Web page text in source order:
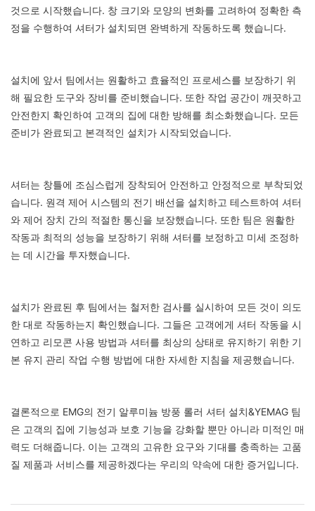
것으로 시작했습니다. 창 크기와 모양의 변화를 고려하여 정확한 측
정을 수행하여 셔터가 설치되면 완벽하게 작동하도록 했습니다.
설치에 앞서 팀에서는 원활하고 효율적인 프로세스를 보장하기 위
해 필요한 도구와 장비를 준비했습니다. 또한 작업 공간이 깨끗하고
안전한지 확인하여 고객의 집에 대한 방해를 최소화했습니다. 모든
준비가 완료되고 본격적인 설치가 시작되었습니다.
셔터는 창틀에 조심스럽게 장착되어 안전하고 안정적으로 부착되었
습니다. 원격 제어 시스템의 전기 배선을 설치하고 테스트하여 셔터
와 제어 장치 간의 적절한 통신을 보장했습니다. 또한 팀은 원활한
작동과 최적의 성능을 보장하기 위해 셔터를 보정하고 미세 조정하
는 데 시간을 투자했습니다.
설치가 완료된 후 팀에서는 철저한 검사를 실시하여 모든 것이 의도
한 대로 작동하는지 확인했습니다. 그들은 고객에게 셔터 작동을 시
연하고 리모콘 사용 방법과 셔터를 최상의 상태로 유지하기 위한 기
본 유지 관리 작업 수행 방법에 대한 자세한 지침을 제공했습니다.
결론적으로 EMG의 전기 알루미늄 방풍 롤러 셔터 설치&YEMAG 팀
은 고객의 집에 기능성과 보호 기능을 강화할 뿐만 아니라 미적인 매
력도 더해줍니다. 이는 고객의 고유한 요구와 기대를 충족하는 고품
질 제품과 서비스를 제공하겠다는 우리의 약속에 대한 증거입니다.